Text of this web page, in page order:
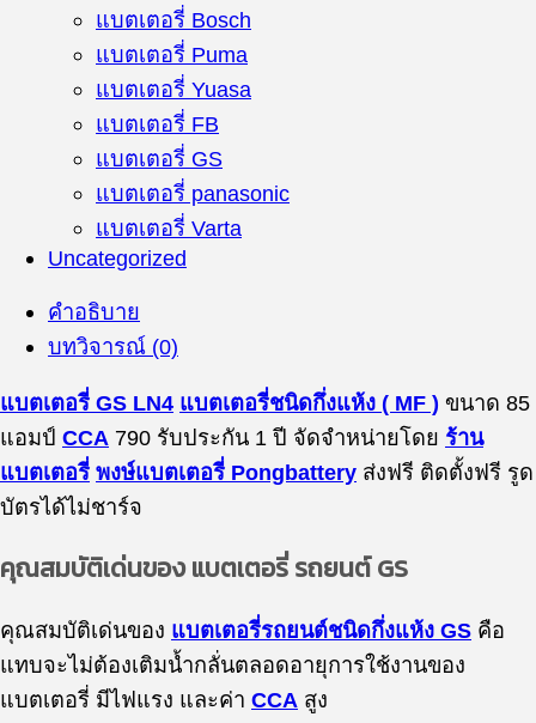
แบตเตอรี่ Bosch
แบตเตอรี่ Puma
แบตเตอรี่ Yuasa
แบตเตอรี่ FB
แบตเตอรี่ GS
แบตเตอรี่ panasonic
แบตเตอรี่ Varta
Uncategorized
คำอธิบาย
บทวิจารณ์ (0)
แบตเตอรี่ GS LN4 แบตเตอรี่ชนิดกึ่งแห้ง ( MF ) ขนาด 85
แอมป์ CCA 790 รับประกัน 1 ปี จัดจำหน่ายโดย ร้าน
แบตเตอรี่ พงษ์แบตเตอรี่ Pongbattery ส่งฟรี ติดตั้งฟรี รูด
บัตรได้ไม่ชาร์จ
คุณสมบัติเด่นของ แบตเตอรี่ รถยนต์ GS
คุณสมบัติเด่นของ แบตเตอรี่รถยนต์ชนิดกึ่งแห้ง GS คือ
แทบจะไม่ต้องเติมน้ำกลั่นตลอดอายุการใช้งานของ
แบตเตอรี่ มีไฟแรง และค่า CCA สูง